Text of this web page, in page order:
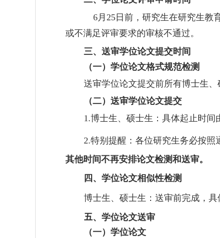
6月 25日前，研究生在研究生教
或不满足评审要求的审核不通过。
三、送审学位论文提交时间
（一）学位论文格式规范检测
送审学位论文提交前所有博士生
（二）送审学位论文提交
1.博士生、硕士生：具体起止时间
2.特别提醒：各位研究生务必按照
其他时间不再安排论文检测和送审。
四、学位论文相似性检测
博士生、硕士生：送审前完成，具
五、学位论文送审
（一）学位论文